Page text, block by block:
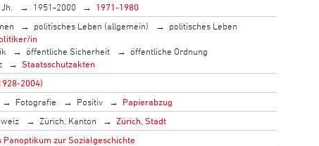
1951-2000
1971-1980
politisches Leben (allgemein)
politisches Leben
in
öffentliche Sicherheit
öffentliche Ordnung
Staatsschutzakten
2004)
Fotografie Positiv
Papierabzug
Zürich, Kanton
Zürich, Stadt
Panoptikum zur Sozialgeschichte